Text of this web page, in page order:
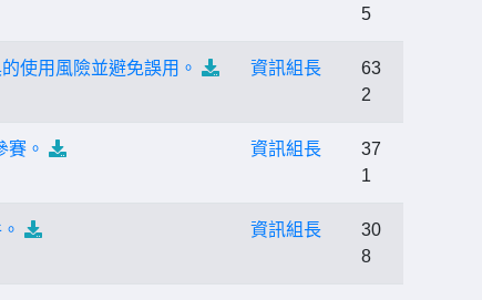
5
使用風險並避免誤用。 資訊組長
63
2
。 資訊組長
37
1
資訊組長
30
8